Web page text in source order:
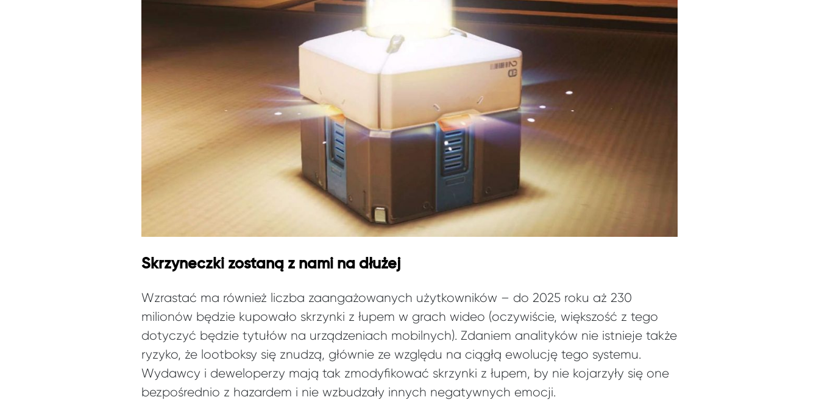
Skrzyneczki zostaną z nami na dłużej
Wzrastać ma również liczba zaangażowanych użytkowników – do 2025 roku aż 230
milionów będzie kupowało skrzynki z łupem w grach wideo (oczywiście, większość z tego
dotyczyć będzie tytułów na urządzeniach mobilnych). Zdaniem analityków nie istnieje także
ryzyko, że lootboksy się znudzą, głównie ze względu na ciągłą ewolucję tego systemu.
Wydawcy i deweloperzy mają tak zmodyfikować skrzynki z łupem, by nie kojarzyły się one
bezpośrednio z hazardem i nie wzbudzały innych negatywnych emocji.